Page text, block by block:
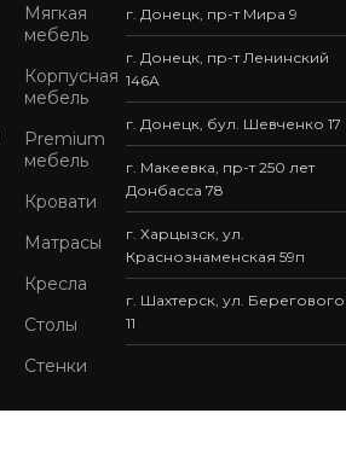
Мягкая
мебель
Корпусная
мебель
Premium
мебель
Кровати
Матрасы
Кресла
Столы
Стенки
г. Донецк, пр-т Мира 9
г. Донецк, пр-т Ленинский
146А
г. Донецк, бул. Шевченко 17
г. Макеевка, пр-т 250 лет
Донбасса 78
г. Харцызск, ул.
Краснознаменская 59п
г. Шахтерск, ул. Берегового
11